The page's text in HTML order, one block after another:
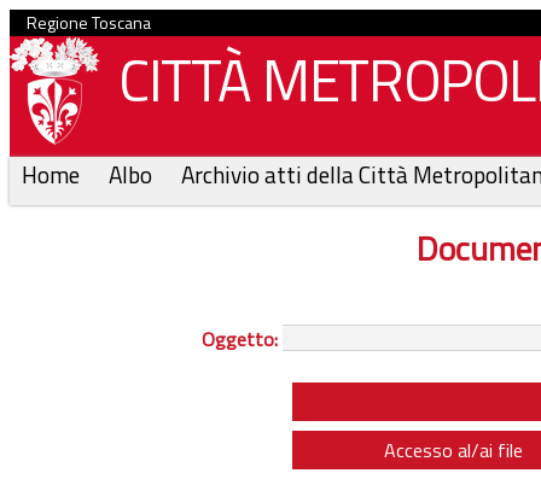
Regione Toscana
CITTÀ
Home Albo Archivio atti della Città
Oggetto:
Accesso al/ai file